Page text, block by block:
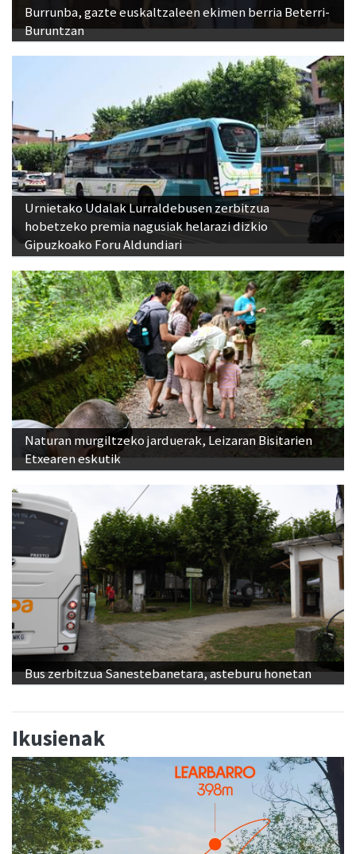
Burrunba, gazte euskaltzaleen ekimen berria Beterri-
Urnietako Udalak Lurraldebusen zerbitzua
hobetzeko premia nagusiak helarazi dizkio
Gipuzkoako Foru Aldundiari
Naturan murgiltzeko jarduerak, Leizaran Bisitarien
Etxearen eskutik
Bus zerbitzua Sanestebanetara, asteburu honetan
Ikusienak